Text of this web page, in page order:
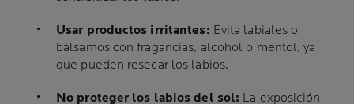
Usar productos irritantes: Evita labiales o
bálsamos con fragancias, alcohol o mentol, ya
que pueden resecar los labios.
No proteger los labios del sol: La exposición